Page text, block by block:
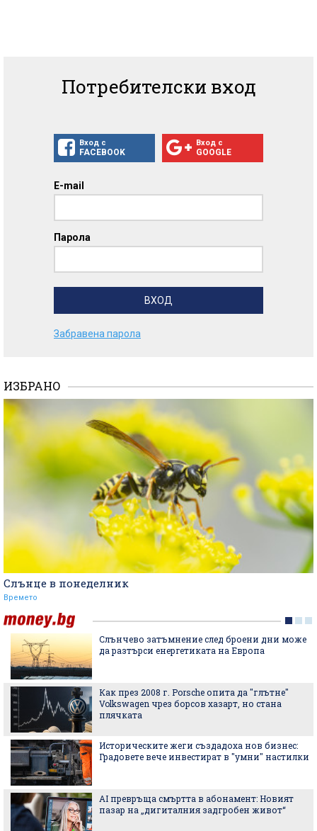
Потребителски вход
Вход с
FACEBOOK
Вход с
GOOGLE
E-mail
Парола
Забравена парола
ИЗБРАНО
Слънце в понеделник
Времето
Слънчево затъмнение след броени дни може
да разтърси енергетиката на Европа
Как през 2008 г. Porsche опита да "глътне"
Volkswagen чрез борсов хазарт, но стана
плячката
Историческите жеги създадоха нов бизнес:
Градовете вече инвестират в "умни" настилки
AI превръща смъртта в абонамент: Новият
пазар на „дигиталния задгробен живот“